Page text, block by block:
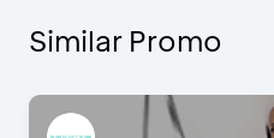
Similar Promo